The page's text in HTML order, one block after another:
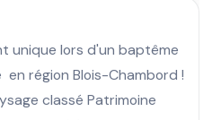
unique lors d'un baptême
en région Blois-Chambord !
classé Patrimoine